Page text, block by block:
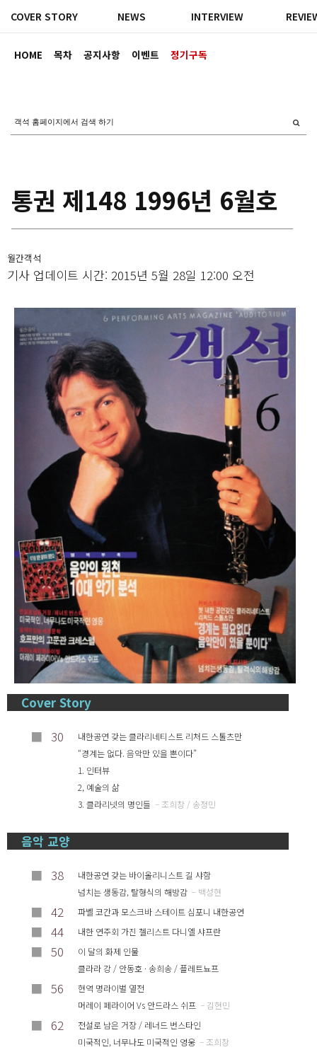
HOME 목차 공지사항 이벤트 정기구독
COVER STORY NEWS INTERVIEW
통권 제148 1996년 6월호
월간객석
기사 업데이트 시간: 2015년 5월 28일 12:00 오전
Cover Story
■ 30
내한공연 갖는 클라리네티스트 리처드 스톨츠만
“경계는 없다. 음악만 있을 뿐이다”
1. 인터뷰
2, 예술의 삶
3. 클라리넷의 명인들 – 조희창 / 송정민
음악 교양
■ 38
내한공연 갖는 바이올리니스트 길 샤함
넘치는 생동감, 탈형식의 해방감 – 백성현
■ 42 파벨 코간과 모스크바 스테이트 심포니 내한공연
■ 44 내한 연주회 가진 첼리스트 다니엘 샤프란
■ 50
이 달의 화제 인물
클라라 강 / 안동호 · 송희송 / 플레트뇨프
■ 56
현역 명라이벌 열전
머레이 페라이어 Vs 안드라스 쉬프 – 김현민
■ 62
전설로 남은 거장 / 레너드 번스타인
미국적인, 너무나도 미국적인 영웅 – 조희창